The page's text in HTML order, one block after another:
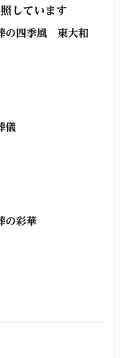
しています
の四季風 東大和
儀
の彩華